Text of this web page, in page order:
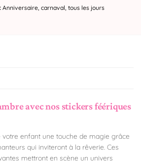
Anniversaire, carnaval, tous les jours
avec nos stickers féériques
enfant une touche de magie grâce
qui inviteront à la rêverie. Ces
mettront en scène un univers